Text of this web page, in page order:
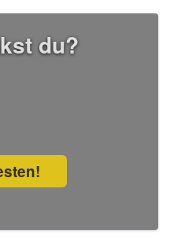
du?